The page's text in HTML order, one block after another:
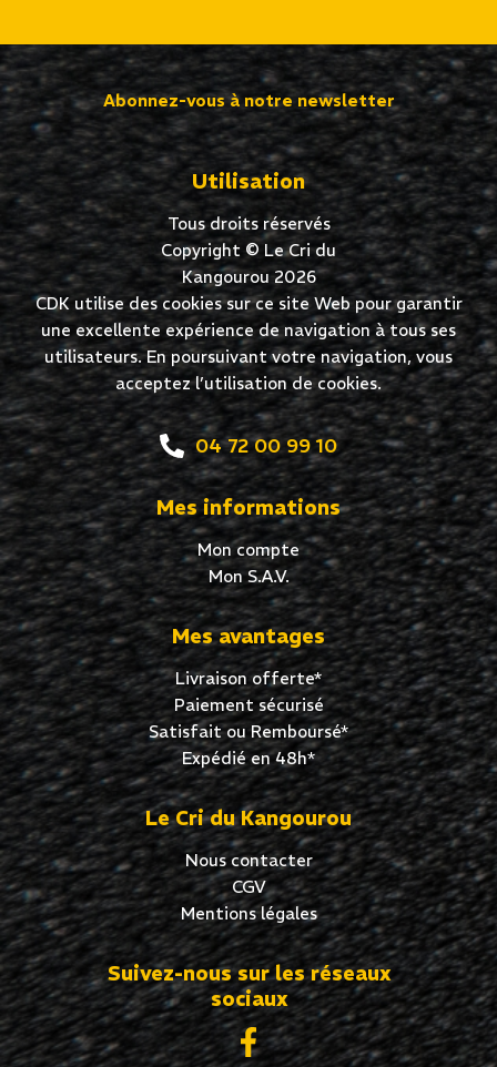
Abonnez-vous à notre newsletter
Utilisation
Tous droits réservés
Copyright © Le Cri du
Kangourou 2026
CDK utilise des cookies sur ce site Web pour garantir
une excellente expérience de navigation à tous ses
utilisateurs. En poursuivant votre navigation, vous
acceptez l’utilisation de cookies.
04 72 00 99 10
Mes informations
Mon compte
Mon S.A.V.
Mes avantages
Livraison offerte*
Paiement sécurisé
Satisfait ou Remboursé*
Expédié en 48h*
Le Cri du Kangourou
Nous contacter
CGV
Mentions légales
Suivez-nous sur les réseaux
sociaux